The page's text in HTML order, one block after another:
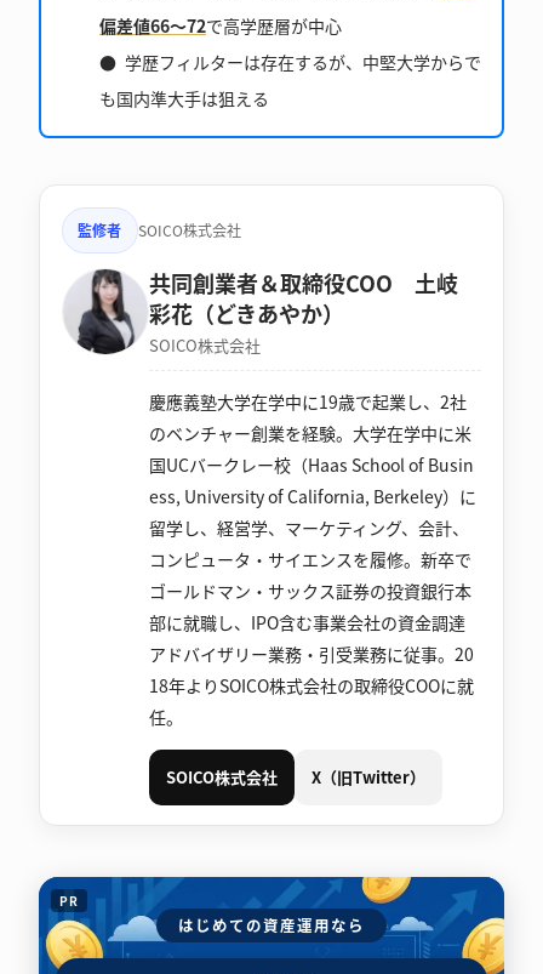
偏差値66～72で高学歴層が中心
学歴フィルターは存在するが、中堅大学からで
も国内準大手は狙える
監修者 SOICO株式会社
共同創業者＆取締役COO 土岐
彩花（どきあやか）
SOICO株式会社
慶應義塾大学在学中に19歳で起業し、2社
のベンチャー創業を経験。大学在学中に米
国UCバークレー校（Haas School of Busin
ess, University of California, Berkeley）に
留学し、経営学、マーケティング、会計、
コンピュータ・サイエンスを履修。新卒で
ゴールドマン・サックス証券の投資銀行本
部に就職し、IPO含む事業会社の資金調達
アドバイザリー業務・引受業務に従事。20
18年よりSOICO株式会社の取締役COOに就
任。
SOICO株式会社 X（旧Twitter）
PR
はじめての資産運用なら